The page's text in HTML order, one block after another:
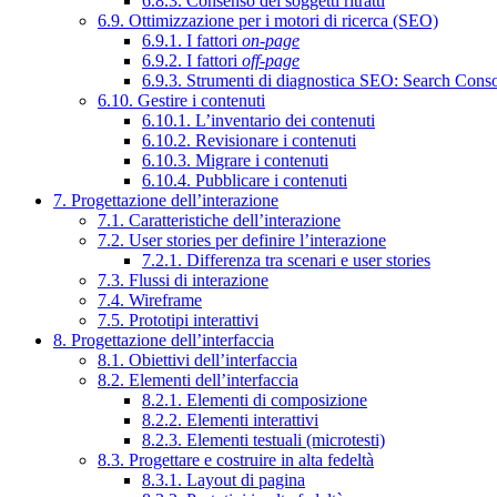
6.9. Ottimizzazione per i motori di ricerca (SEO)
6.9.1. I fattori on-page
6.9.2. I fattori off-page
6.9.3. Strumenti di diagnostica SEO: Search
6.10. Gestire i contenuti
6.10.1. L’inventario dei contenuti
6.10.2. Revisionare i contenuti
6.10.3. Migrare i contenuti
6.10.4. Pubblicare i contenuti
7. Progettazione dell’interazione
7.1. Caratteristiche dell’interazione
7.2. User stories per definire l’interazione
7.2.1. Differenza tra scenari e user stories
7.3. Flussi di interazione
7.4. Wireframe
7.5. Prototipi interattivi
8. Progettazione dell’interfaccia
8.1. Obiettivi dell’interfaccia
8.2. Elementi dell’interfaccia
8.2.1. Elementi di composizione
8.2.2. Elementi interattivi
8.2.3. Elementi testuali (microtesti)
8.3. Progettare e costruire in alta fedeltà
8.3.1. Layout di pagina